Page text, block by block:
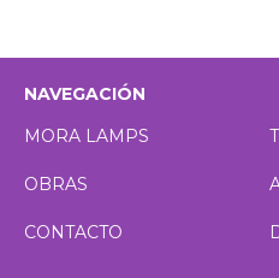
NAVEGACIÓN
MORA LAMPS
OBRAS
CONTACTO